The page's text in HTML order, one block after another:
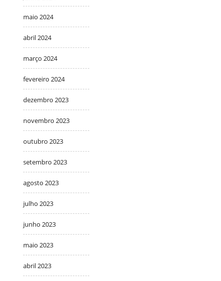
maio 2024
abril 2024
março 2024
fevereiro 2024
dezembro 2023
novembro 2023
outubro 2023
setembro 2023
agosto 2023
julho 2023
junho 2023
maio 2023
abril 2023